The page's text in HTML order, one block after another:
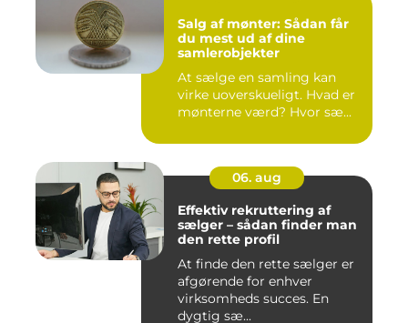
Salg af mønter: Sådan får
du mest ud af dine
samlerobjekter
At sælge en samling kan
virke uoverskueligt. Hvad er
mønterne værd? Hvor sæ...
06. aug
Effektiv rekruttering af
sælger – sådan finder man
den rette profil
At finde den rette sælger er
afgørende for enhver
virksomheds succes. En
dygtig sæ...